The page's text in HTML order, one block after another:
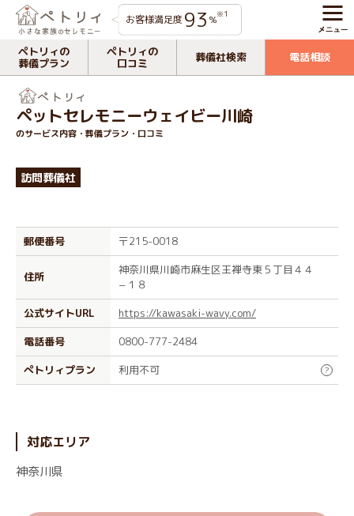
お客様満足度 93 %※1
ペトリィの
葬儀プラン
ペトリィの
口コミ
葬儀社検索 電話相談
ペットセレモニーウェイビー川崎
のサービス内容・葬儀プラン・口コミ
訪問葬儀社
郵便番号 〒215-0018
住所
神奈川県川崎市麻生区王禅寺東５丁目４４
−１８
公式サイトURL
https://kawasaki-wavy.com/
電話番号
0800-777-2484
ぺトリィプラン
利用不可 ?
対応エリア
神奈川県